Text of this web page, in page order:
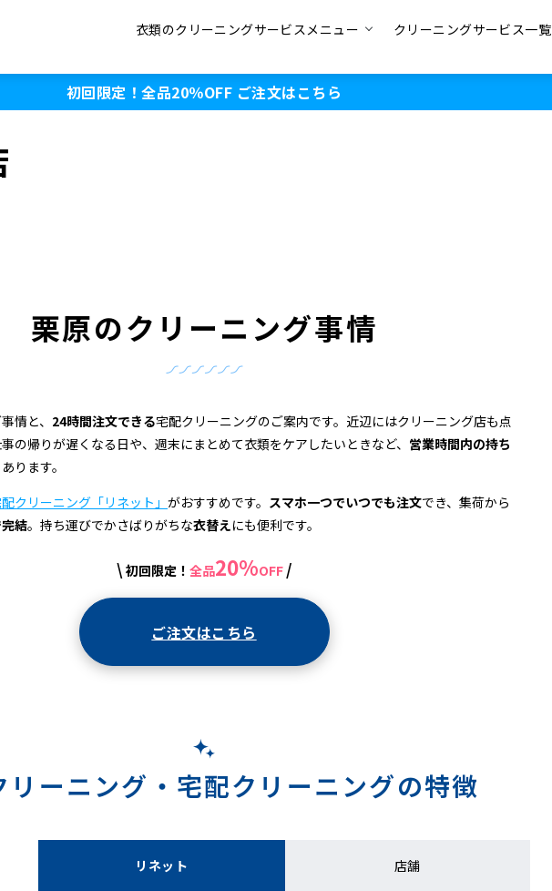
衣類のクリーニングサービスメニュー クリーニングサービス一覧
初回限定！全品20％OFF ご注文はこちら
栗原のクリーニング事情
情と、 24時間注文できる宅配クリーニングのご案内です。近辺にはクリーニング店も点
の帰りが遅くなる日や、週末にまとめて衣類をケアしたいときなど、 営業時間内の持ち
ります。
クリーニング「リネット」 がおすすめです。 スマホ一つでいつでも注文でき、集荷から
結。持ち運びでかさばりがちな衣替えにも便利です。
\ 初回限定！ 全品20%OFF /
ご注文はこちら
リーニング・ 宅配クリーニングの特徴
リネット 店舗